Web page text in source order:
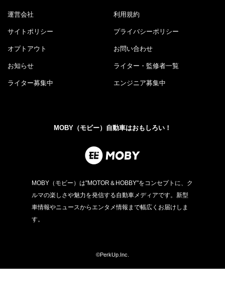
運営会社 利用規約
サイトポリシー プライバシーポリシー
オプトアウト お問い合わせ
お知らせ ライター・監修者一覧
ライター募集中 エンジニア募集中
MOBY（モビー）自動車はおもしろい！
MOBY（モビー）は"MOTOR＆HOBBY"をコンセプトに、ク
ルマの楽しさや魅力を発信する自動車メディアです。新型
車情報やニュースからエンタメ情報まで幅広くお届けしま
す。
©PerkUp.Inc.